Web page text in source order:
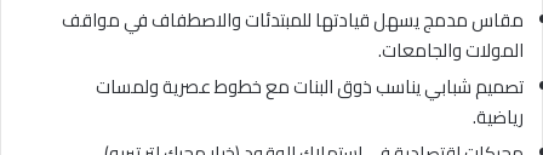
مقاس مدمج يسهل قيادتها للمبتدئات والاصطفاف في مواقف
المولات والجامعات.
تصميم شبابي يناسب ذوق البنات مع خطوط عصرية ولمسات
رياضية.